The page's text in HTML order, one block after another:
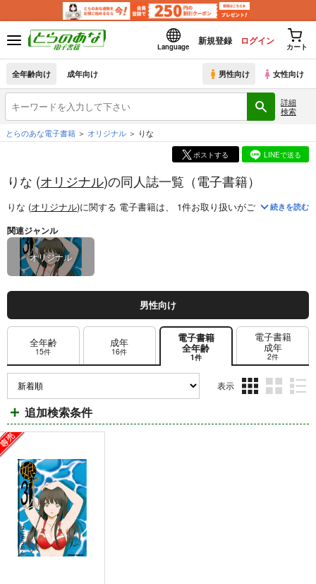
Language
新規登録 ログイン
カート
全年齢向け 成年向け 男性向け 女性向け
詳細
検索
とらのあな電子書籍 オリジナル りな
ポストする LINEで送る
りな (オリジナル)の同人誌一覧（電子書籍）
りな (オリジナル)に関する 電子書籍は、 1件お取り扱いがございます。「
続きを読む
関連ジャンル
オリジナル
男性向け
全年齢
15件
成年
16件
電子書籍
全年齢
1件
電子書籍
成年
2件
表示
ム
ム
ム
追加検索条件